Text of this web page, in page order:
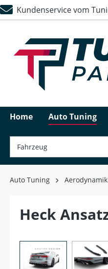
Zur Hauptnavigation
Kundenservice vom
Home Auto Tuning
Auto Tuning Aerodynamik
Heck
Bildergalerie überspringen